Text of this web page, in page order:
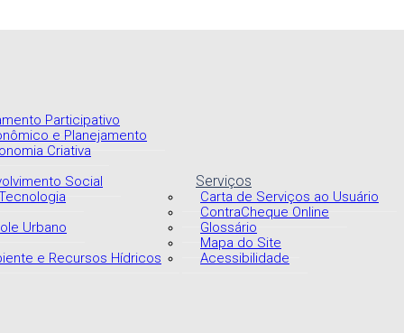
Participativo
e Planejamento
Criativa
Social
Urbano
e Recursos Hídricos
Serviços
Carta de Serviços ao Usuário
ContraCheque Online
Glossário
Mapa do Site
Acessibilidade